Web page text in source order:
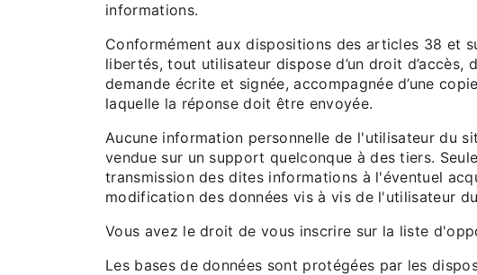
informations.
Conformément aux dispositions des articles 38 et
libertés, tout utilisateur dispose d’un droit
demande écrite et signée, accompagnée d’une
laquelle la réponse doit être envoyée.
Aucune information personnelle de l'utilisateur du
vendue sur un support quelconque à des tiers.
transmission des dites informations à l'éventuel
modification des données vis à vis de l'utilisateur
Vous avez le droit de vous inscrire sur la liste
Les bases de données sont protégées par les